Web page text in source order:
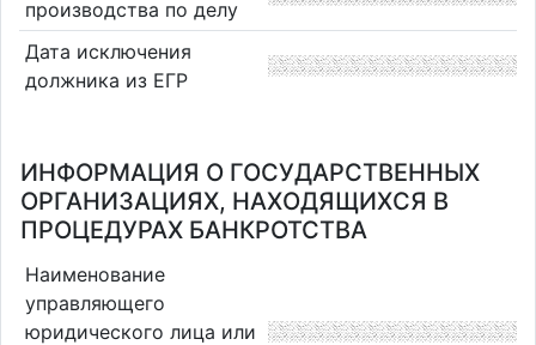
производства по делу
Дата исключения
должника из ЕГР
ИНФОРМАЦИЯ О ГОСУДАРСТВЕННЫХ
ОРГАНИЗАЦИЯХ, НАХОДЯЩИХСЯ В
ПРОЦЕДУРАХ БАНКРОТСТВА
Наименование
управляющего
юридического лица или